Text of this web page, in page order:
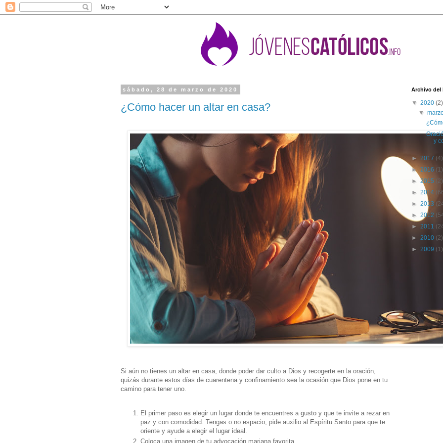
sábado, 28 de marzo de 2020
¿Cómo hacer un altar en casa?
Si aún no tienes un altar en casa, donde poder dar culto a Dios y recogerte en la oración,
quizás durante estos días de cuarentena y confinamiento sea la ocasión que Dios pone en tu
camino para tener uno.
El primer paso es elegir un lugar donde te encuentres a gusto y que te invite a rezar en
paz y con comodidad. Tengas o no espacio, pide auxilio al Espíritu Santo para que te
oriente y ayude a elegir el lugar ideal.
Coloca una imagen de tu advocación mariana favorita.
Archivo del
▼ 2020 (2)
▼
y
► 2017 (4)
► 2016 (1)
► 2015 (2)
► 2014
► 2013
► 2012
► 2011
► 2010 (2)
► 2009 (1)